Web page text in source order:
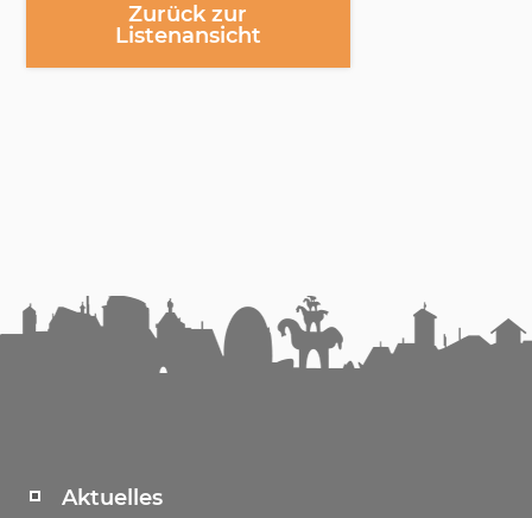
Zurück zur
Listenansicht
Aktuelles